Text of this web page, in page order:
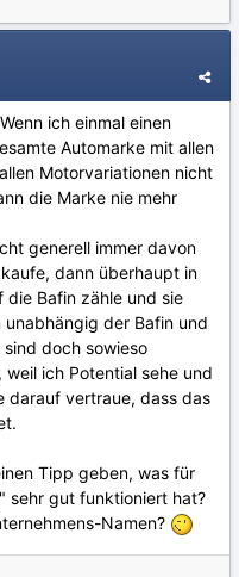
ich einmal einen
Automarke mit allen
Motorvariationen nicht
die Marke nie mehr
generell immer davon
dann überhaupt in
die Bafin zähle und sie
der Bafin und
doch sowieso
ich Potential sehe und
darauf vertraue, dass das
Tipp geben, was für
sehr gut funktioniert hat?
Namen?